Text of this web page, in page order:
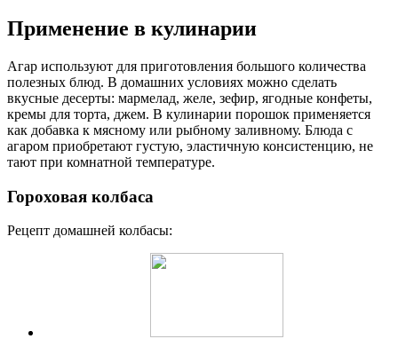
Применение в кулинарии
Агар используют для приготовления большого количества
полезных блюд. В домашних условиях можно сделать
вкусные десерты: мармелад, желе, зефир, ягодные конфеты,
кремы для торта, джем. В кулинарии порошок применяется
как добавка к мясному или рыбному заливному. Блюда с
агаром приобретают густую, эластичную консистенцию, не
тают при комнатной температуре.
Гороховая колбаса
Рецепт домашней колбасы: